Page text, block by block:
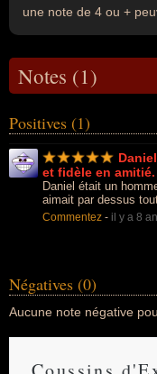
une note de 4 ou +
Notes (1)
Positives (1)
et fidèle en
Daniel était un
aimait par dessus
Commentez - il y a 8
Négatives (0)
Aucune note négative